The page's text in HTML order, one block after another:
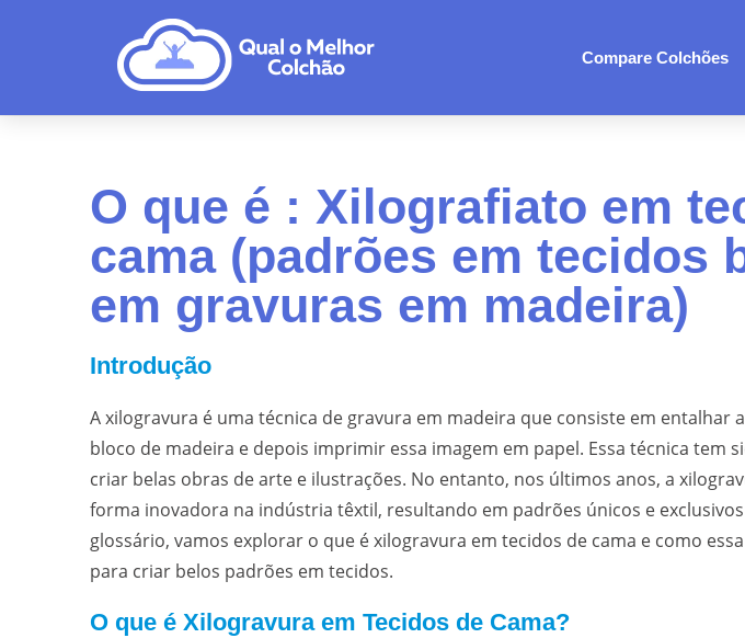
Compare Colchões
O que é : Xilografiato em
cama (padrões em tecidos
em gravuras em madeira)
Introdução
A xilogravura é uma técnica de gravura em madeira que consiste em entalhar
bloco de madeira e depois imprimir essa imagem em papel. Essa técnica tem
criar belas obras de arte e ilustrações. No entanto, nos últimos anos, a
forma inovadora na indústria têxtil, resultando em padrões únicos e
glossário, vamos explorar o que é xilogravura em tecidos de cama e como
para criar belos padrões em tecidos.
O que é Xilogravura em Tecidos de Cama?